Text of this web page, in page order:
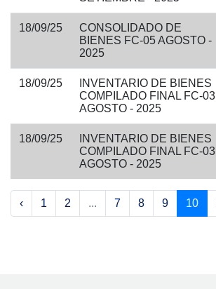
18/09/25
CONSOLIDADO DE
BIENES FC-05 AGOSTO -
2025
18/09/25
INVENTARIO DE BIENES
COMPILADO FINAL FC-03
AGOSTO - 2025
18/09/25
INVENTARIO DE BIENES
COMPILADO FINAL FC-03
AGOSTO - 2025
‹ 1 2 ... 7 8 9 10